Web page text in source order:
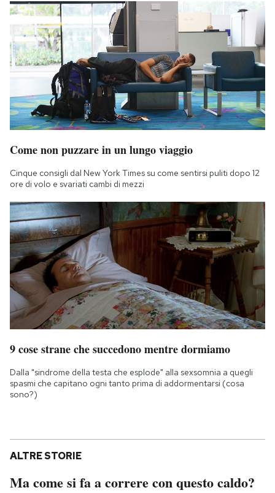
Come non puzzare in un lungo viaggio
Cinque consigli dal New York Times su come sentirsi puliti dopo 12
ore di volo e svariati cambi di mezzi
9 cose strane che succedono mentre dormiamo
Dalla "sindrome della testa che esplode" alla sexsomnia a quegli
spasmi che capitano ogni tanto prima di addormentarsi (cosa
sono?)
ALTRE STORIE
Ma come si fa a correre con questo caldo?